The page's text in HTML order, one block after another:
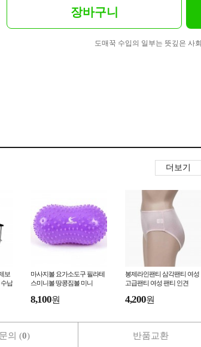
장바구니
도매꾹 수입의 일부는 뜻깊은 사
더보기
보
납
마사지볼 요가소도구 필라테
스미니볼 땅콩짐볼 미니
8,100원
봉제라인팬티 삼각팬티 여성
고급팬티 여성 팬티 인견
4,200원
의 (0) 반품교환